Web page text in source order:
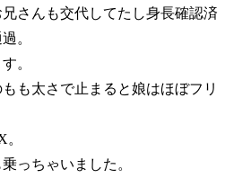
さんも交代してたし身長確認済
。
。
も太さで止まると娘はほぼフリ
っちゃいました。